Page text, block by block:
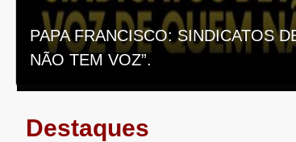
PAPA FRANCISCO: SINDICATOS
NÃO TEM VOZ”.
Destaques